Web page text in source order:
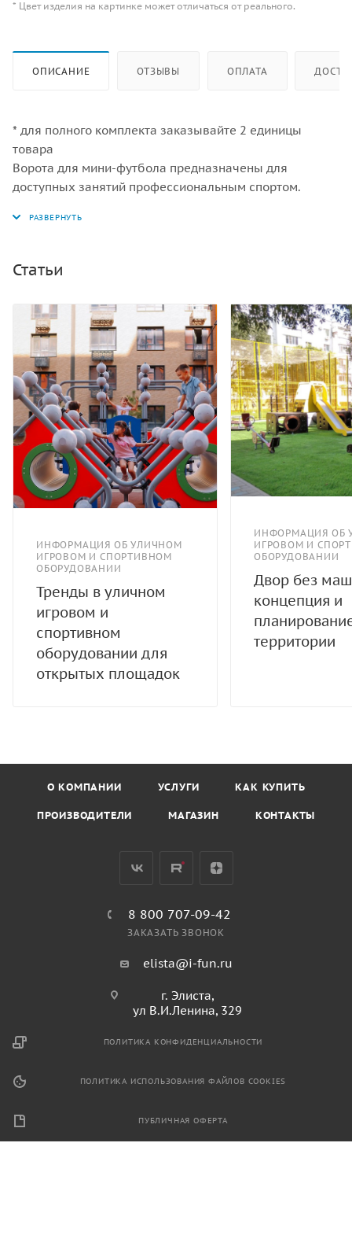
* Цвет изделия на картинке может отличаться от реального.
ОПИСАНИЕ ОТЗЫВЫ ОПЛАТА
* для полного комплекта заказывайте 2 единицы
товара
Ворота для мини-футбола предназначены для
доступных занятий профессиональным спортом.
Статьи
ИНФОРМАЦИЯ ОБ УЛИЧНОМ
ИГРОВОМ И СПОРТИВНОМ
ОБОРУДОВАНИИ
Тренды в уличном
игровом и
спортивном
оборудовании для
открытых площадок
ИНФОРМАЦИЯ ОБ
ИГРОВОМ И
ОБОРУДОВАНИИ
Двор без
концепция и
территории
О КОМПАНИИ УСЛУГИ КАК КУПИТЬ
ПРОИЗВОДИТЕЛИ МАГАЗИН КОНТАКТЫ
8 800 707-09-42
ЗАКАЗАТЬ ЗВОНОК
elista@i-fun.ru
г. Элиста,
ул В.И.Ленина, 329
ПОЛИТИКА КОНФИДЕНЦИАЛЬНОСТИ
ПОЛИТИКА ИСПОЛЬЗОВАНИЯ ФАЙЛОВ COOKIES
ПУБЛИЧНАЯ ОФЕРТА